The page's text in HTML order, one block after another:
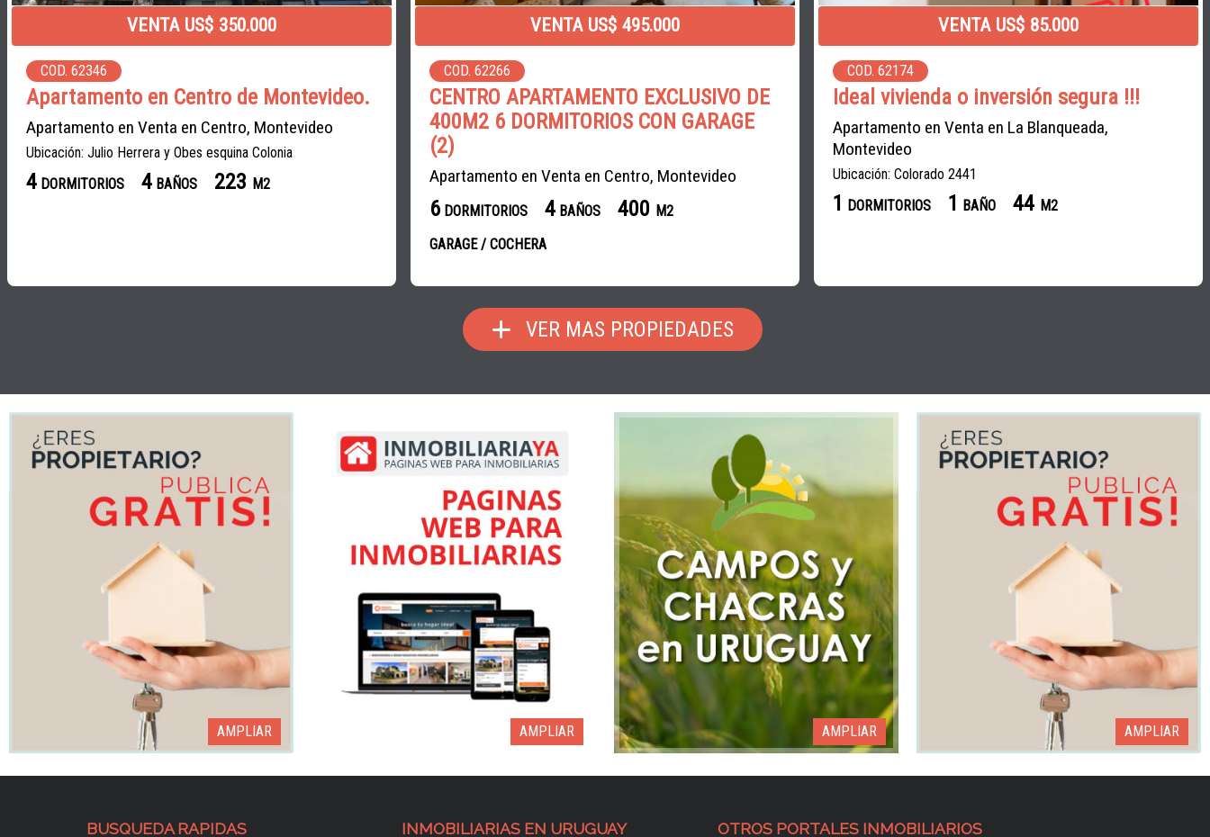
VENTA US$ 350.000
COD. 62346
Apartamento en Centro de Montevideo.
Apartamento en Venta en Centro, Montevideo
Ubicación: Julio Herrera y Obes esquina Colonia
4 DORMITORIOS 4 BAÑOS 223 M2
VENTA US$ 495.000
COD. 62266
CENTRO APARTAMENTO EXCLUSIVO DE
400M2 6 DORMITORIOS CON GARAGE
(2)
Apartamento en Venta en Centro, Montevideo
6 DORMITORIOS 4 BAÑOS 400 M2
GARAGE / COCHERA
VENTA US$ 85.000
COD. 62174
Ideal vivienda o inversión segura !!!
Apartamento en Venta en La Blanqueada,
Montevideo
Ubicación: Colorado 2441
1 DORMITORIOS 1 BAÑO 44 M2
VER MAS PROPIEDADES
AMPLIAR AMPLIAR AMPLIAR AMPLIAR
BUSQUEDA RAPIDAS INMOBILIARIAS EN URUGUAY OTROS PORTALES INMOBILIARIOS